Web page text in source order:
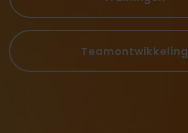
Teamontwikkeling